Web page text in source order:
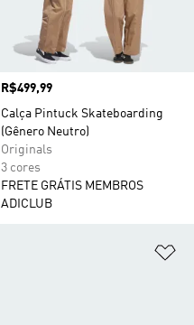
Preço
R$499,99
Calça Pintuck Skateboarding
(Gênero Neutro)
Originals
3 cores
FRETE GRÁTIS MEMBROS
ADICLUB